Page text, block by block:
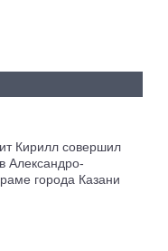
Кирилл совершил
Александро-
города Казани